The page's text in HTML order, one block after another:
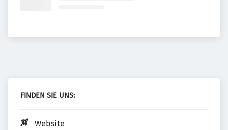
FINDEN SIE UNS:
Website